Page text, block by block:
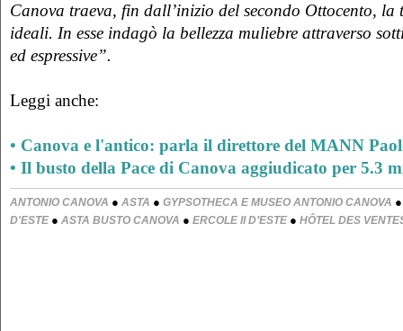
Canova traeva, fin dall’inizio del secondo Ottocento, la
ideali. In esse indagò la bellezza muliebre attraverso
ed espressive”.
Leggi anche:
• Canova e l'antico: parla il direttore del MANN
• Il busto della Pace di Canova aggiudicato per 5.3
ANTONIO CANOVA ● ASTA ● GYPSOTHECA E MUSEO ANTONIO CANOVA
D'ESTE ● ASTA BUSTO CANOVA ● ERCOLE II D’ESTE ● HÔTEL DES